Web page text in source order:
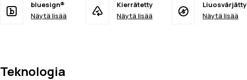
bluesign®
Näytä lisää
Kierrätetty
Näytä lisää
Liuosvärjätty
Näytä lisää
Teknologia